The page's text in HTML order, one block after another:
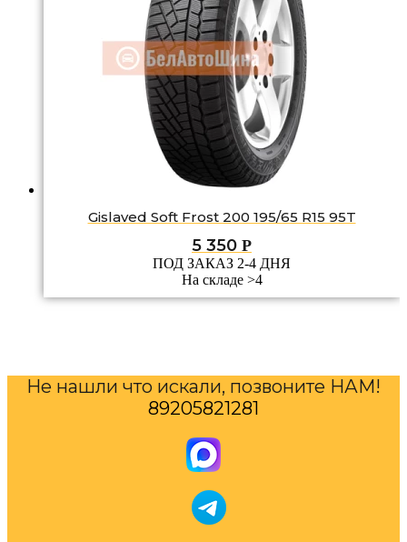
Gislaved Soft Frost 200 195/65 R15 95T
5 350 Р
ПОД ЗАКАЗ 2-4 ДНЯ
На складе >4
Не нашли что искали, позвоните НАМ!
89205821281